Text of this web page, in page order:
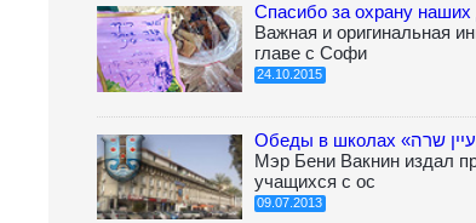
Спасибо за охрану наших
Важная и оригинальная
главе с Софи
24.10.2015
Мэр Бени Вакнин издал
учащихся с ос
09.07.2013